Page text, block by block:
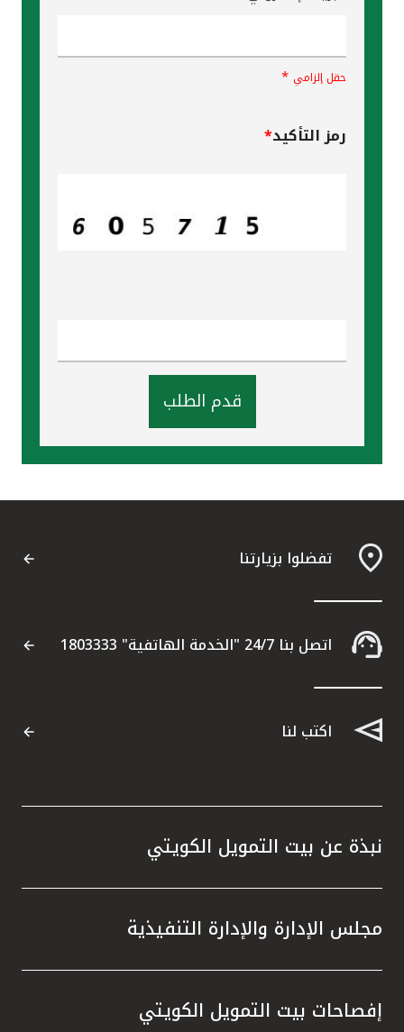
حقل إلزامي *
رمز التأكيد*
قدم الطلب
تفضلوا بزيارتنا
اتصل بنا 24/7 "الخدمة الهاتفية" 1803333
اكتب لنا
نبذة عن بيت التمويل الكويتي
مجلس الإدارة والإدارة التنفيذية
إفصاحات بيت التمويل الكويتي